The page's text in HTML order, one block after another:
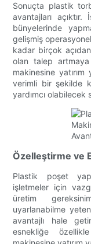
Sonuçta plastik
avantajları
bünyelerinde
gelişmiş
kadar birçok
olan talep
makinesine
verimli bir şekilde
yardımcı
Özelleştirme ve
Plastik poşet
işletmeler için
üretim
uyarlanabilme
avantajlı hale
esnekliğe